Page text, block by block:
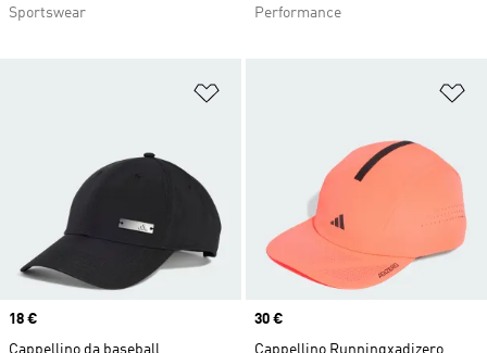
Sportswear
Performance
Aggiungi alla lista dei desideri
Price
18 €
Cappellino da baseball
Price
30 €
Cappellino Runningxadizero